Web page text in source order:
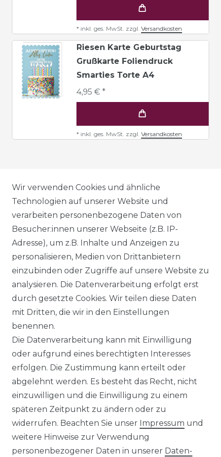
* inkl. ges. MwSt. zzgl. Versandkosten
Riesen Karte Geburtstag
Grußkarte Foliendruck
Smarties Torte A4
4,95 € *
* inkl. ges. MwSt. zzgl. Versandkosten
AGB
DATENSCHUTZERKLÄRUNG
WIDERRUFSRECHT
IMPRESSUM
KONTAKT
Unsere Zahlungsmöglichkeiten
Wir versenden mit
Wir verwenden Cookies und ähnliche
Technologien auf unserer Website und
verarbeiten personenbezogene Daten von
Besucher:innen unserer Webseite (z.B. IP-
Adresse), um z.B. Inhalte und Anzeigen zu
personalisieren, Medien von Drittanbietern
einzubinden oder Zugriffe auf unsere Website zu
analysieren. Die Datenverarbeitung erfolgt erst
durch gesetzte Cookies. Wir teilen diese Daten
mit Dritten, die wir in den Einstellungen
benennen.
Die Datenverarbeitung kann mit Einwilligung
oder aufgrund eines berechtigten Interesses
erfolgen. Die Zustimmung kann erteilt oder
abgelehnt werden. Es besteht das Recht, nicht
einzuwilligen und die Einwilligung zu einem
späteren Zeitpunkt zu ändern oder zu
widerrufen. Beachten Sie unser Impressum und
weitere Hinweise zur Verwendung
personenbezogener Daten in unserer Daten­